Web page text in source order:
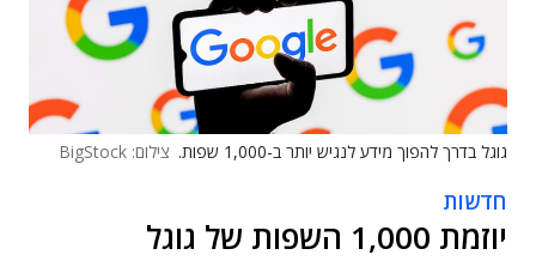
גוגל בדרך להפוך מידע לנגיש יותר ב-1,000 שפות. צילום: BigStock
חדשות
יוזמת 1,000 השפות של גוגל